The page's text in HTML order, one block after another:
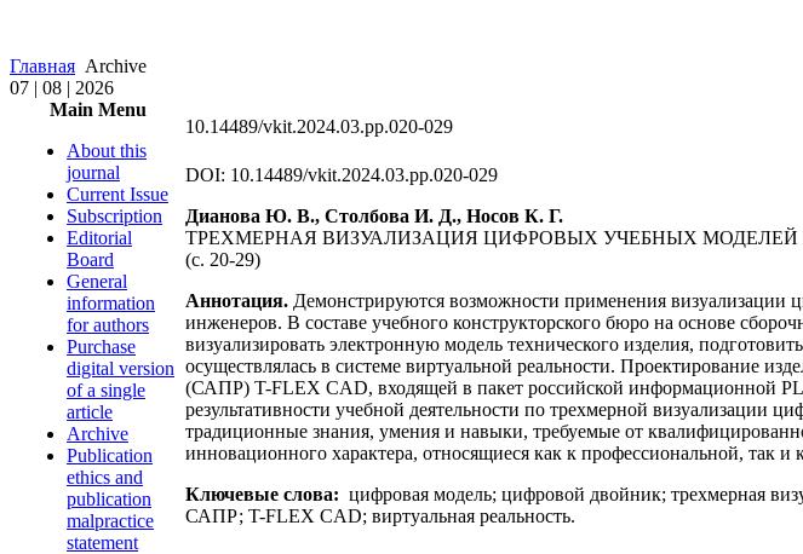
Главная Archive
07 | 08 | 2026
Main Menu
About this
journal
Current Issue
Subscription
Editorial
Board
General
information
for authors
Purchase
digital version
of a single
article
Archive
Publication
ethics and
publication
malpractice
statement
10.14489/vkit.2024.03.pp.020-029
DOI: 10.14489/vkit.2024.03.pp.020-029
Дианова Ю. В., Столбова И. Д., Носов К. Г.
ТРЕХМЕРНАЯ ВИЗУАЛИЗАЦИЯ ЦИФРОВЫХ УЧЕБНЫХ
(с. 20-29)
Аннотация. Демонстрируются возможности применения
инженеров. В составе учебного конструкторского бюро на основе
визуализировать электронную модель технического изделия,
осуществлялась в системе виртуальной реальности. Проектирование
(САПР) T-FLEX CAD, входящей в пакет российской информационной
результативности учебной деятельности по трехмерной визуализации
традиционные знания, умения и навыки, требуемые от
инновационного характера, относящиеся как к профессиональной, так и
Ключевые слова: цифровая модель; цифровой двойник; трехмерная
САПР; T-FLEX CAD; виртуальная реальность.